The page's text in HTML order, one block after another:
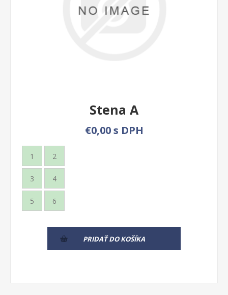
Stena A
€0,00 s DPH
1 2
3 4
5 6
PRIDAŤ DO KOŠÍKA